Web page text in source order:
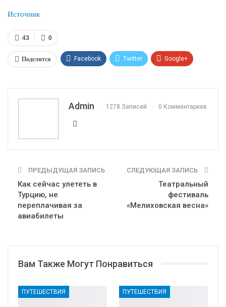
Источник
0
43
Поделится Facebook Twitter Google+
Эл. адрес
Admin 1278 Записей 0 Комментариев
ПРЕДЫДУЩАЯ ЗАПИСЬ
Как сейчас улететь в
Турцию, не
переплачивая за
авиабилеты
СЛЕДУЮЩАЯ ЗАПИСЬ
Театральный
фестиваль
«Мелиховская весна»
Вам Также Могут Понравиться
ПУТЕШЕСТВИЯ ПУТЕШЕСТВИЯ